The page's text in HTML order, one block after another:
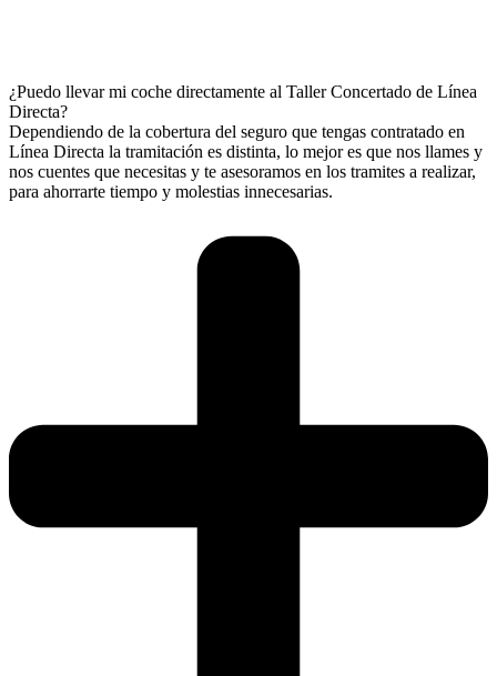
¿Puedo llevar mi coche directamente al Taller Concertado de Línea
Directa?
Dependiendo de la cobertura del seguro que tengas contratado en
Línea Directa la tramitación es distinta, lo mejor es que nos llames y
nos cuentes que necesitas y te asesoramos en los tramites a realizar,
para ahorrarte tiempo y molestias innecesarias.